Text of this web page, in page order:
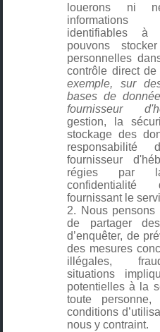
louerons ni
informations
identifiables
pouvons
personnelles
contrôle direct
exemple, sur
bases de
fournisseur
gestion, la
stockage des
fournisseur
régies par
confidentialité
fournissant le
Nous pensons
de partager
d’enquêter, de
des mesures
illégales,
situations
potentielles à la
toute
conditions
nous y contraint.